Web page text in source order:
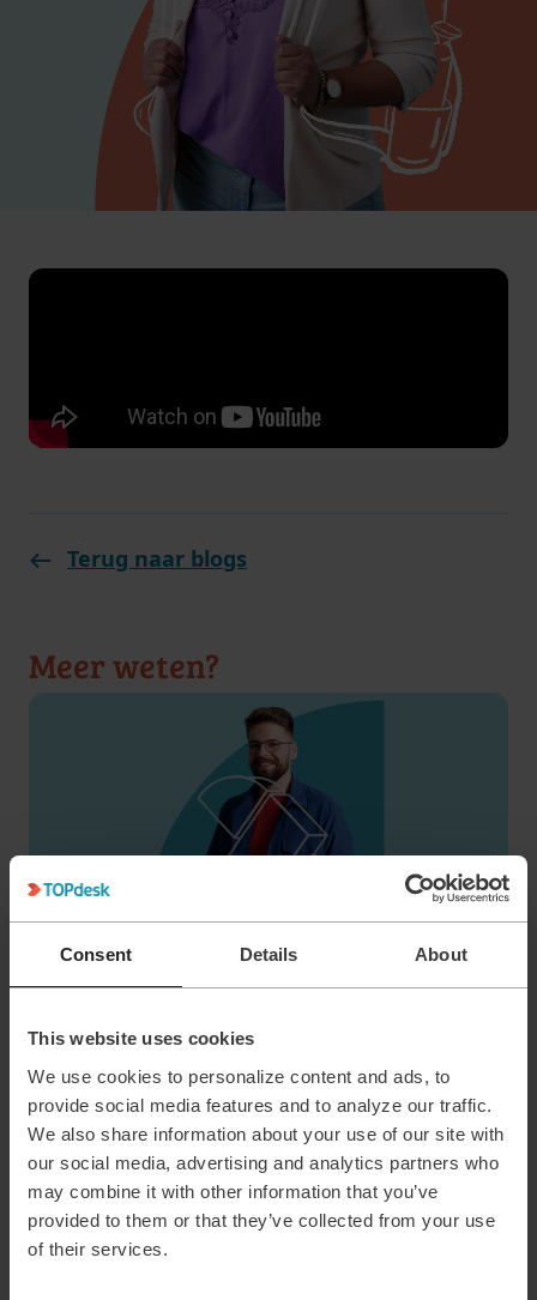
Consent Details About
This website uses cookies
We use cookies to personalize content and ads, to
provide social media features and to analyze our traffic.
We also share information about your use of our site with
our social media, advertising and analytics partners who
may combine it with other information that you’ve
provided to them or that they’ve collected from your use
of their services.
Terug naar blogs
Meer weten?
Waarom TOPdesk (n)iets voor jou
is
Wat maakt werken bij TOPdesk zo fijn? Waarom
zou een job bij TOPdesk niets voor jou zijn?